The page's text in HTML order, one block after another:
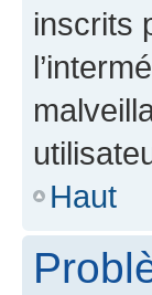
inscrits
Haut